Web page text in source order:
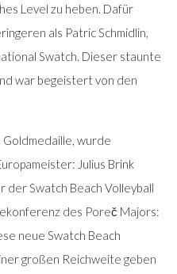
Level zu heben. Dafür
als Patric Schmidlin,
Swatch. Dieser staunte
war begeistert von den
wurde
Julius Brink
Swatch Beach Volleyball
des Poreč Majors:
neue Swatch Beach
großen Reichweite geben